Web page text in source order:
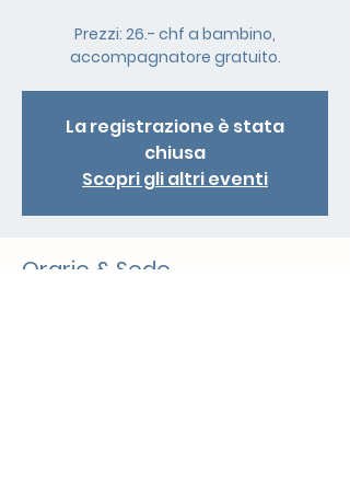
Prezzi: 26.- chf a bambino,
accompagnatore gratuito.
La registrazione è stata
chiusa
Scopri gli altri eventi
Orario & Sede